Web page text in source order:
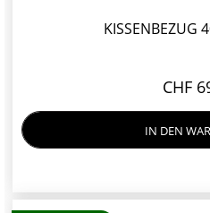
KISSENBEZUG
CHF
IN DEN